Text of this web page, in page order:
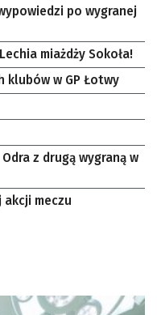
po wygranej
miażdży Sokoła!
klubów w GP Łotwy
z drugą wygraną w
meczu